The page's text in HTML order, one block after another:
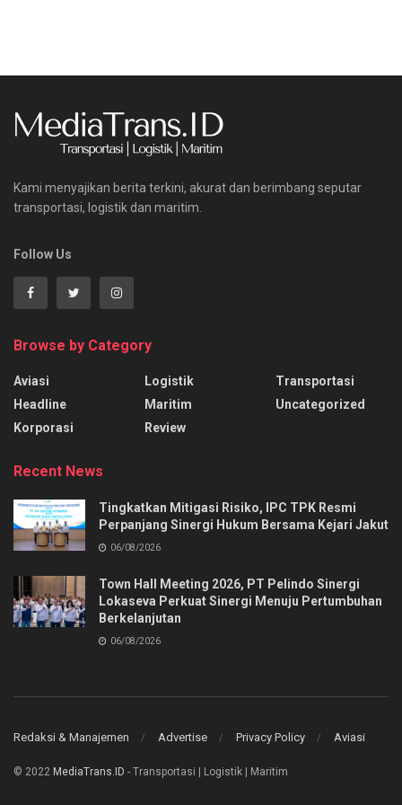
Kami menyajikan berita terkini, akurat dan berimbang seputar
transportasi, logistik dan maritim.
Follow Us
Browse by Category
Aviasi
Headline
Korporasi
Logistik
Maritim
Review
Transportasi
Uncategorized
Recent News
Tingkatkan Mitigasi Risiko, IPC TPK Resmi
Perpanjang Sinergi Hukum Bersama Kejari Jakut
06/08/2026
Town Hall Meeting 2026, PT Pelindo Sinergi
Lokaseva Perkuat Sinergi Menuju Pertumbuhan
Berkelanjutan
06/08/2026
Redaksi & Manajemen Advertise Privacy Policy Aviasi
© 2022 MediaTrans.ID - Transportasi | Logistik | Maritim